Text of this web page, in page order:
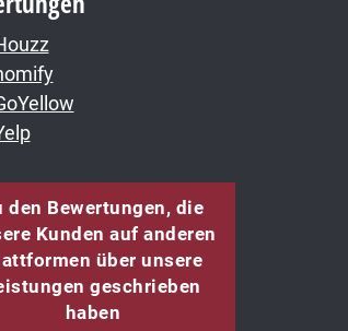
den Bewertungen, die
Kunden auf anderen
über unsere
geschrieben
haben